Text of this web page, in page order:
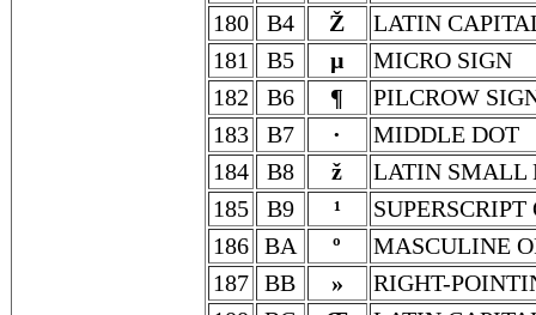
180
B4 Ž
LATIN
181
B5 µ
MICRO SIGN
182
B6 ¶
PILCROW
183
B7 ·
MIDDLE DOT
184
B8 ž
LATIN SMALL
185
B9 ¹
SUPERSCRIPT
186
BA º
MASCULINE
187
BB »
RIGHT-